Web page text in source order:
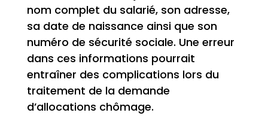
nom complet du salarié, son adresse,
sa date de naissance ainsi que son
numéro de sécurité sociale. Une erreur
dans ces informations pourrait
entraîner des complications lors du
traitement de la demande
d’allocations chômage.